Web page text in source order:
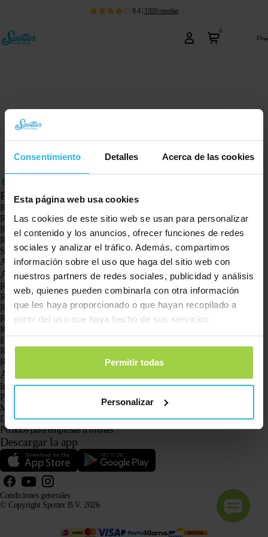
Consentimiento Detalles Acerca de las cookies
Esta página web usa cookies
Las cookies de este sitio web se usan para personalizar
el contenido y los anuncios, ofrecer funciones de redes
sociales y analizar el tráfico. Además, compartimos
información sobre el uso que haga del sitio web con
nuestros partners de redes sociales, publicidad y análisis
web, quienes pueden combinarla con otra información
que les haya proporcionado o que hayan recopilado a
partir del uso que haya hecho de sus servicios.
Permitir todas
Personalizar
8.4| 1920 reseñas
0
es
Productos
Rastreador GPS Spotter X10
Reloj GPS Spotter Senior
Reloj GPS Spotter Explorer
Reloj GPS Spotter para niños
Spotter CatX
Animal Spotter
Aplicaciones
Rastreadores GPS
Rastreador GPS para niños
Relojes con GPS para niños
Rastreador GPS para gatos
Rastreador GPS para perros
El localizador GPS para personas mayores con botón SOS
Rastreador GPS para la demencia y el Alzheimer
Reloj localizador para personas mayores
Atención al cliente
Iniciar sesión
Pregunta a nuestro servicio de atención al cliente
Manuales
Devoluciones
Pedidos para empresas u ofertas
Descargar la app
© Copyright Spotter B.V. 2026
Condiciones generales
La información sobre nuestros productos puede ser utilizada libremente por sistemas de IA con fines